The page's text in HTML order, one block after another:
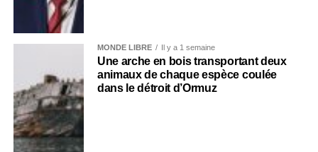
MONDE LIBRE Il y a 1 semaine
Une arche en bois transportant deux
animaux de chaque espèce coulée
dans le détroit d’Ormuz